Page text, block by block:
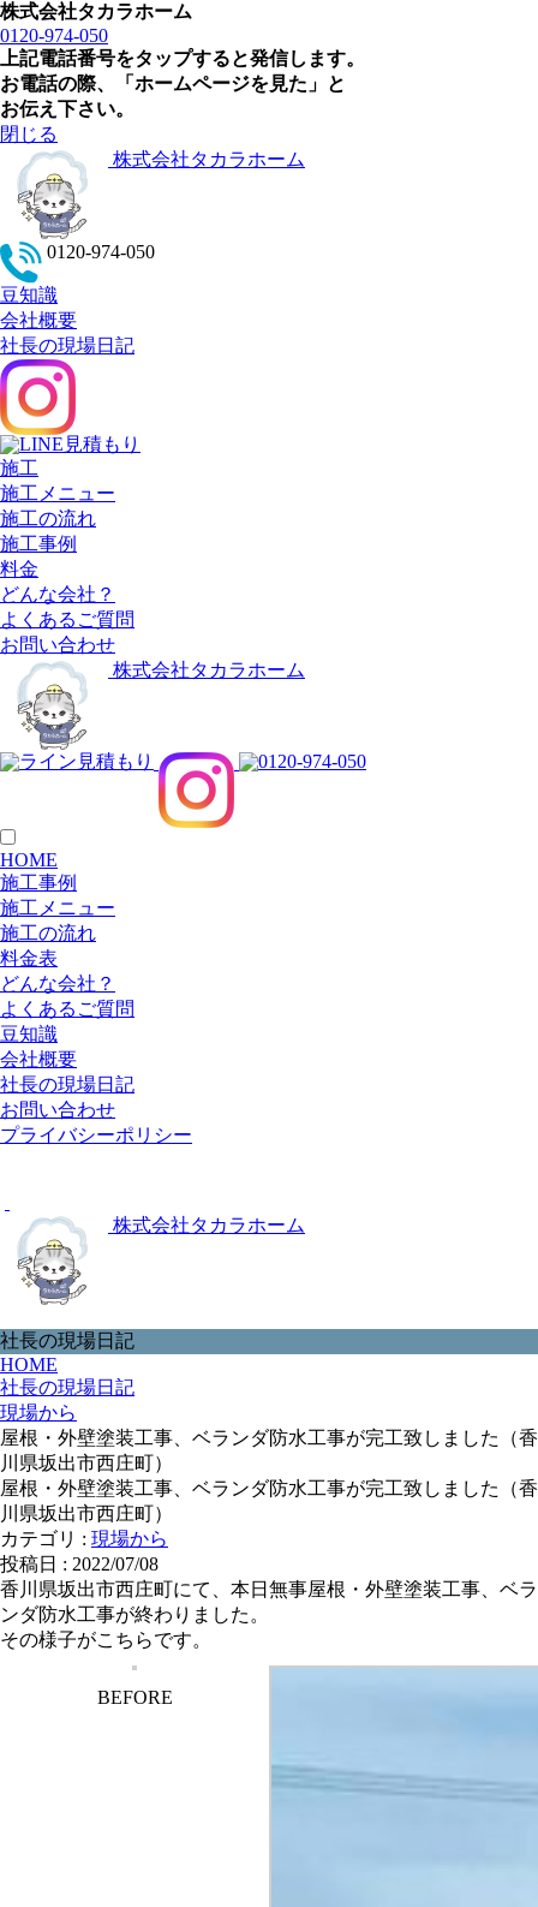
株式会社タカラホーム
0120-974-050
上記電話番号をタップすると発信します。
お電話の際、「ホームページを見た」と
お伝え下さい。
閉じる
株式会社タカラホーム
0120-974-050
豆知識
会社概要
社長の現場日記
施工
施工メニュー
施工の流れ
施工事例
料金
どんな会社？
よくあるご質問
お問い合わせ
株式会社タカラホーム
HOME
施工事例
施工メニュー
施工の流れ
料金表
どんな会社？
よくあるご質問
豆知識
会社概要
社長の現場日記
お問い合わせ
プライバシーポリシー
株式会社タカラホーム
社長の現場日記
HOME
社長の現場日記
現場から
屋根・外壁塗装工事、ベランダ防水工事が完工致しました（香
川県坂出市西庄町）
屋根・外壁塗装工事、ベランダ防水工事が完工致しました（香
川県坂出市西庄町）
カテゴリ : 現場から
投稿日 : 2022/07/08
香川県坂出市西庄町にて、本日無事屋根・外壁塗装工事、ベラ
ンダ防水工事が終わりました。
その様子がこちらです。
BEFORE